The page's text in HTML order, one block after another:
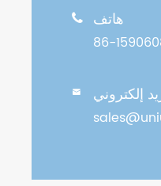
 هاتف
 إلكتروني